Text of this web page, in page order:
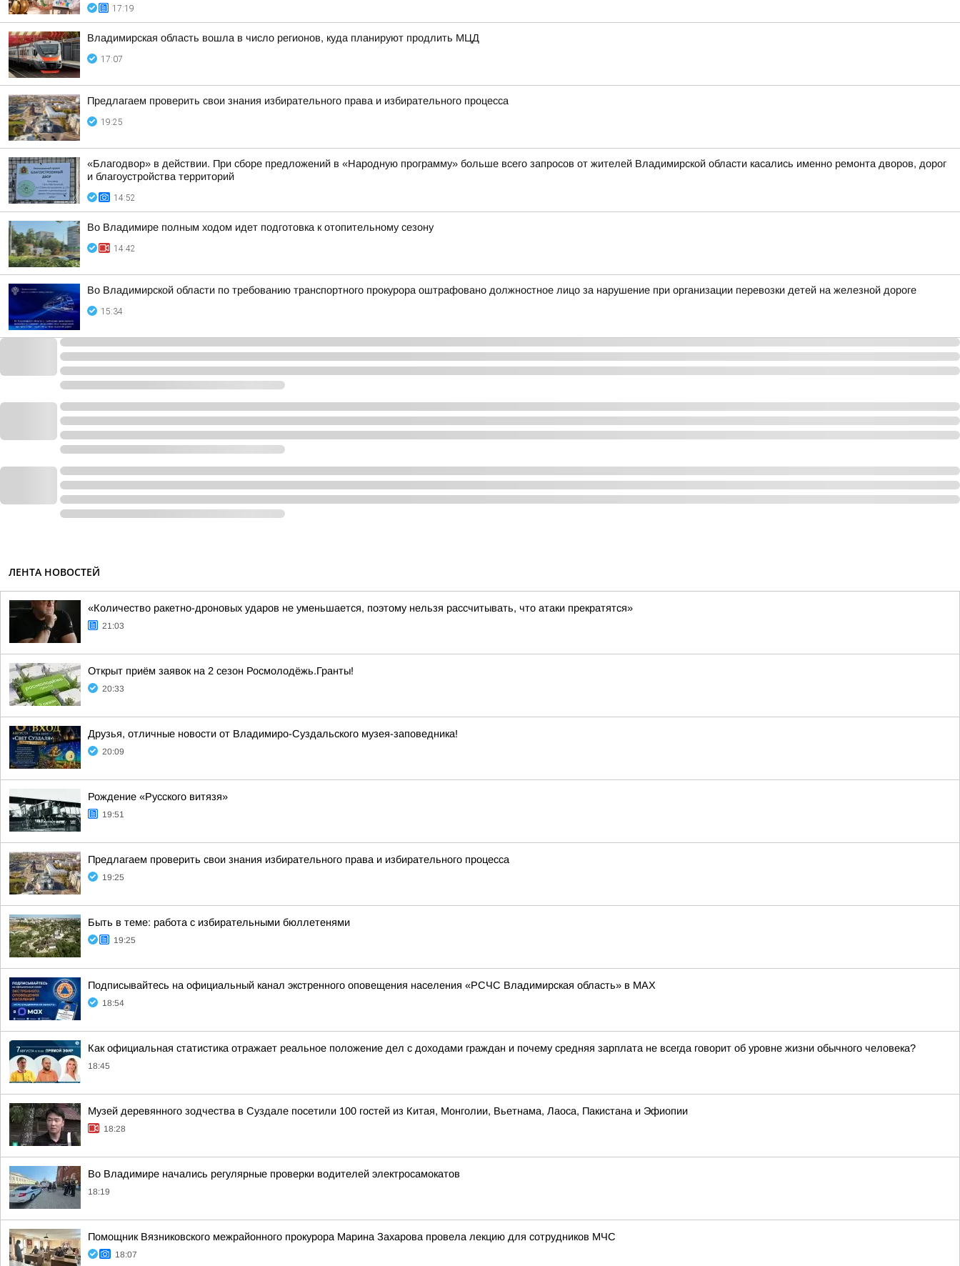
17:19
Владимирская область вошла в число регионов, куда планируют продлить МЦД
17:07
Предлагаем проверить свои знания избирательного права и избирательного процесса
19:25
«Благодвор» в действии. При сборе предложений в «Народную программу» больше всего запросов от жителей Владимирской области касались именно ремонта дворов, дорог
и благоустройства территорий
14:52
Во Владимире полным ходом идет подготовка к отопительному сезону
14:42
Во Владимирской области по требованию транспортного прокурора оштрафовано должностное лицо за нарушение при организации перевозки детей на железной дороге
15:34
ЛЕНТА НОВОСТЕЙ
«Количество ракетно-дроновых ударов не уменьшается, поэтому нельзя рассчитывать, что атаки прекратятся»
21:03
Открыт приём заявок на 2 сезон Росмолодёжь.Гранты!
20:33
Друзья, отличные новости от Владимиро-Суздальского музея-заповедника!
20:09
Рождение «Русского витязя»
19:51
Предлагаем проверить свои знания избирательного права и избирательного процесса
19:25
Быть в теме: работа с избирательными бюллетенями
19:25
Подписывайтесь на официальный канал экстренного оповещения населения «РСЧС Владимирская область» в МАХ
18:54
Как официальная статистика отражает реальное положение дел с доходами граждан и почему средняя зарплата не всегда говорит об уровне жизни обычного человека?
18:45
Музей деревянного зодчества в Суздале посетили 100 гостей из Китая, Монголии, Вьетнама, Лаоса, Пакистана и Эфиопии
18:28
Во Владимире начались регулярные проверки водителей электросамокатов
18:19
Помощник Вязниковского межрайонного прокурора Марина Захарова провела лекцию для сотрудников МЧС
18:07